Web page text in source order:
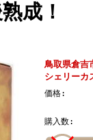
成！
鳥取県倉
シェリー
価格:
購入数: